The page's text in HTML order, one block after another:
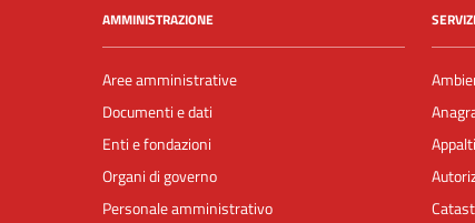
AMMINISTRAZIONE
Aree amministrative
Documenti e dati
Enti e fondazioni
Organi di governo
Personale amministrativo
SERVIZI